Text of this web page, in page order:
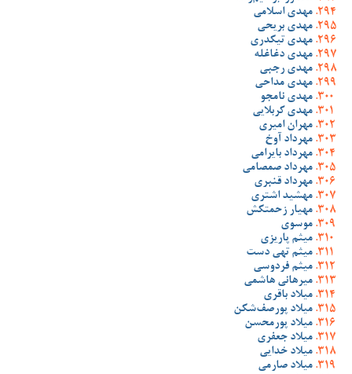
مهدی اسلامی
مهدی بریحی
مهدی تیکدری
مهدی دغاغله
مهدی رجبی
مهدی مداحی
مهدی نامجو
مهدی کربلایی
مهران امیری
مهرداد آوخ
مهرداد بایرامی
مهرداد صمصامی
مهرداد قنبری
مهشید اشتری
مهیار زحمتکش
موسوی
میثم پاریزی
میثم تهی دست
میثم فردوسی
میرهانی هاشمی
میلاد باقری
میلاد پورصف‌شکن
میلاد پورمحسن
میلاد جعفری
میلاد خدایی
میلاد صارمی